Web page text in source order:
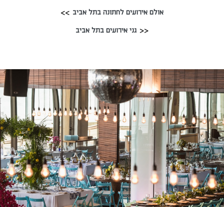
אולם אירועים לחתונה בתל אביב
גני אירועים בתל אביב